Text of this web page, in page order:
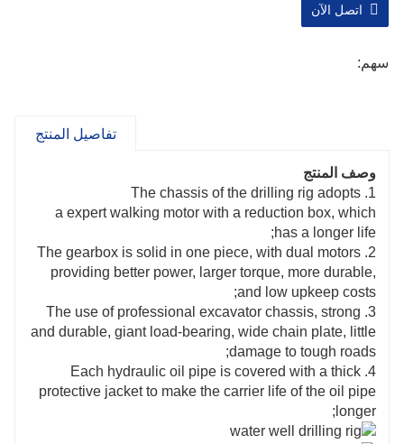
اتصل الآن
سهم:
تفاصيل المنتج
وصف المنتج
1. The chassis of the drilling rig adopts
a expert walking motor with a reduction box, which
has a longer life;
2. The gearbox is solid in one piece, with dual motors
providing better power, larger torque, more durable,
and low upkeep costs;
3. The use of professional excavator chassis, strong
and durable, giant load-bearing, wide chain plate, little
damage to tough roads;
4. Each hydraulic oil pipe is covered with a thick
protective jacket to make the carrier life of the oil pipe
longer;